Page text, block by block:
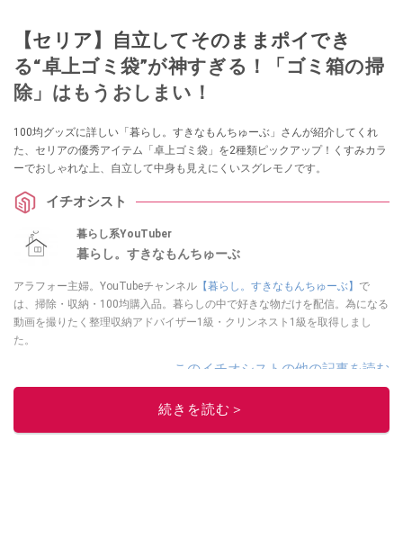
【セリア】自立してそのままポイでき
る“卓上ゴミ袋”が神すぎる！「ゴミ箱の掃
除」はもうおしまい！
100均グッズに詳しい「暮らし。すきなもんちゅーぶ」さんが紹介してくれ
た、セリアの優秀アイテム「卓上ゴミ袋」を2種類ピックアップ！くすみカラ
ーでおしゃれな上、自立して中身も見えにくいスグレモノです。
イチオシスト
暮らし系YouTuber
暮らし。すきなもんちゅーぶ
アラフォー主婦。YouTubeチャンネル 【暮らし。すきなもんちゅーぶ】 で
は、掃除・収納・100均購入品。暮らしの中で好きな物だけを配信。為になる
動画を撮りたく整理収納アドバイザー1級・クリンネスト1級を取得しまし
た。
このイチオシストの他の記事を読む
続きを読む＞